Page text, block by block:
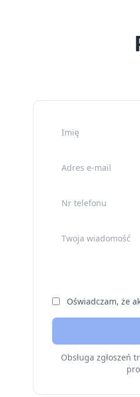
Adres e-mail
Nr telefonu
Twoja wiadomość
Oświadczam, że
Obsługa zgłoszeń